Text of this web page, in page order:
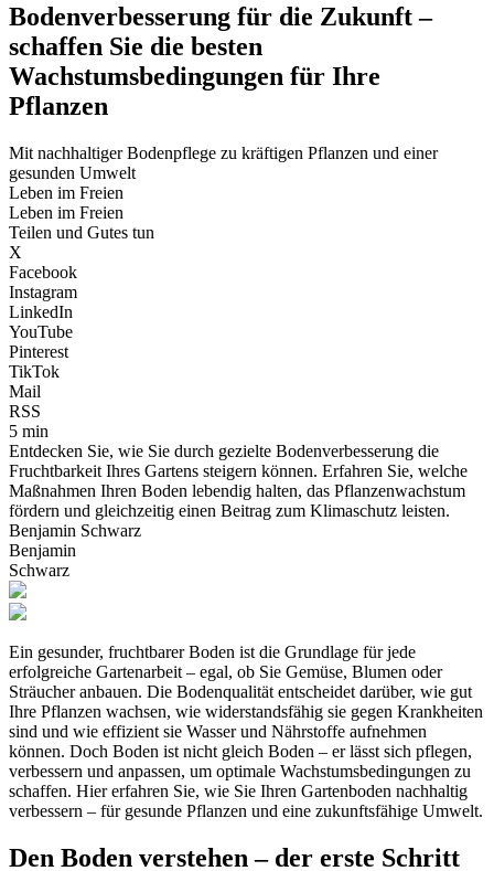
Bodenverbesserung für die Zukunft –
schaffen Sie die besten
Wachstumsbedingungen für Ihre
Pflanzen
Mit nachhaltiger Bodenpflege zu kräftigen Pflanzen und einer
gesunden Umwelt
Leben im Freien
Leben im Freien
Teilen und Gutes tun
X
Facebook
Instagram
LinkedIn
YouTube
Pinterest
TikTok
Mail
RSS
5 min
Entdecken Sie, wie Sie durch gezielte Bodenverbesserung die
Fruchtbarkeit Ihres Gartens steigern können. Erfahren Sie, welche
Maßnahmen Ihren Boden lebendig halten, das Pflanzenwachstum
fördern und gleichzeitig einen Beitrag zum Klimaschutz leisten.
Benjamin Schwarz
Benjamin
Schwarz
Ein gesunder, fruchtbarer Boden ist die Grundlage für jede
erfolgreiche Gartenarbeit – egal, ob Sie Gemüse, Blumen oder
Sträucher anbauen. Die Bodenqualität entscheidet darüber, wie gut
Ihre Pflanzen wachsen, wie widerstandsfähig sie gegen Krankheiten
sind und wie effizient sie Wasser und Nährstoffe aufnehmen
können. Doch Boden ist nicht gleich Boden – er lässt sich pflegen,
verbessern und anpassen, um optimale Wachstumsbedingungen zu
schaffen. Hier erfahren Sie, wie Sie Ihren Gartenboden nachhaltig
verbessern – für gesunde Pflanzen und eine zukunftsfähige Umwelt.
Den Boden verstehen – der erste Schritt